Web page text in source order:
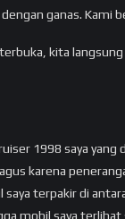
ganas. Kami
kita
1998 saya
karena
terpakir di
mobil saya